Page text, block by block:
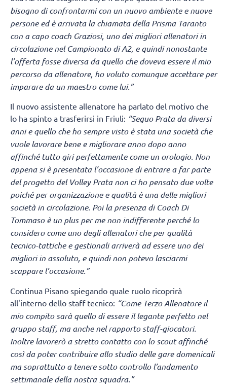
bisogno di confrontarmi con un nuovo ambiente e nuove
persone ed è arrivata la chiamata della Prisma Taranto
con a capo coach Graziosi, uno dei migliori allenatori in
circolazione nel Campionato di A2, e quindi nonostante
l’offerta fosse diversa da quello che doveva essere il mio
percorso da allenatore, ho voluto comunque accettare per
imparare da un maestro come lui.”
Il nuovo assistente allenatore ha parlato del motivo che
lo ha spinto a trasferirsi in Friuli: “Seguo Prata da diversi
anni e quello che ho sempre visto è stata una società che
vuole lavorare bene e migliorare anno dopo anno
affinché tutto giri perfettamente come un orologio. Non
appena si è presentata l’occasione di entrare a far parte
del progetto del Volley Prata non ci ho pensato due volte
poiché per organizzazione e qualità è una delle migliori
società in circolazione. Poi la presenza di Coach Di
Tommaso è un plus per me non indifferente perché lo
considero come uno degli allenatori che per qualità
tecnico-tattiche e gestionali arriverà ad essere uno dei
migliori in assoluto, e quindi non potevo lasciarmi
scappare l’occasione.”
Continua Pisano spiegando quale ruolo ricoprirà
all'interno dello staff tecnico: “Come Terzo Allenatore il
mio compito sarà quello di essere il legante perfetto nel
gruppo staff, ma anche nel rapporto staff-giocatori.
Inoltre lavorerò a stretto contatto con lo scout affinché
così da poter contribuire allo studio delle gare domenicali
ma soprattutto a tenere sotto controllo l’andamento
settimanale della nostra squadra.”